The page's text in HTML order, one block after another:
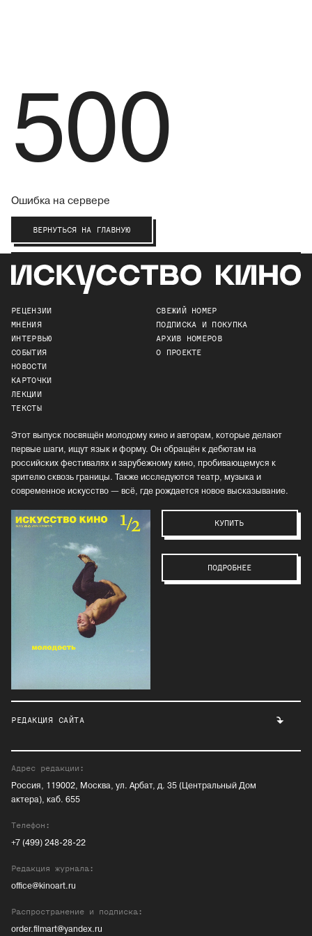
500
Ошибка на сервере
ВЕРНУТЬСЯ НА ГЛАВНУЮ
РЕЦЕНЗИИ
МНЕНИЯ
ИНТЕРВЬЮ
СОБЫТИЯ
НОВОСТИ
КАРТОЧКИ
ЛЕКЦИИ
ТЕКСТЫ
СВЕЖИЙ НОМЕР
ПОДПИСКА И ПОКУПКА
АРХИВ НОМЕРОВ
О ПРОЕКТЕ
Этот выпуск посвящён молодому кино и авторам, которые делают
первые шаги, ищут язык и форму. Он обращён к дебютам на
российских фестивалях и зарубежному кино, пробивающемуся к
зрителю сквозь границы. Также исследуются театр, музыка и
современное искусство — всё, где рождается новое высказывание.
КУПИТЬ
ПОДРОБНЕЕ
РЕДАКЦИЯ САЙТА
Адрес редакции:
Россия, 119002, Москва, ул. Арбат, д. 35 (Центральный Дом
актера), каб. 655
Телефон:
+7 (499) 248-28-22
Редакция журнала:
office@kinoart.ru
Распространение и подписка:
order.filmart@yandex.ru